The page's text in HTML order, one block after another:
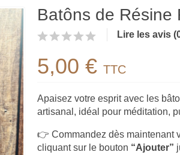
Batôns de Résine
Lire les avis
5,00 € TTC
Apaisez votre esprit avec les
artisanal, idéal pour méditation,
👉 Commandez dès maintenant
cliquant sur le bouton “Ajouter”